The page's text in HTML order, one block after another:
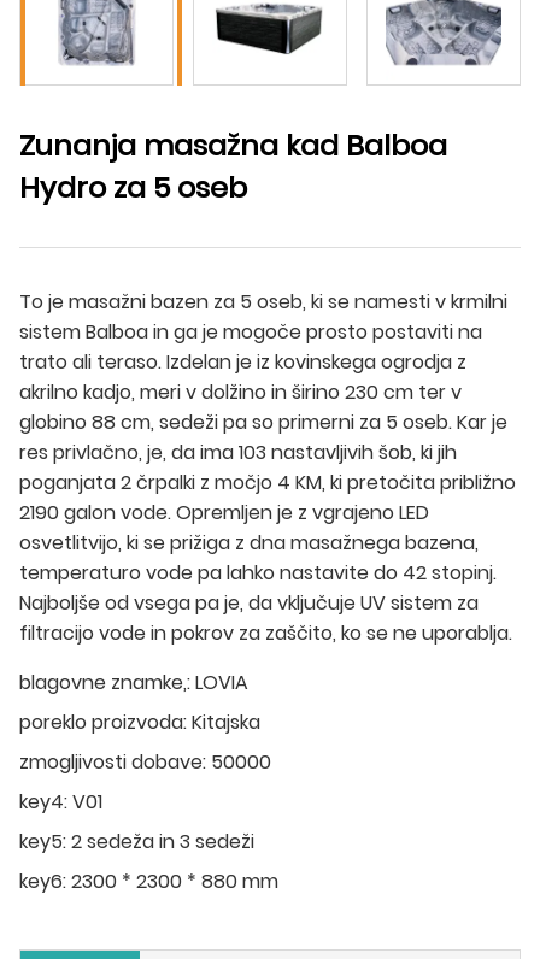
Zunanja masažna kad Balboa
Hydro za 5 oseb
To je masažni bazen za 5 oseb, ki se namesti v krmilni
sistem Balboa in ga je mogoče prosto postaviti na
trato ali teraso. Izdelan je iz kovinskega ogrodja z
akrilno kadjo, meri v dolžino in širino 230 cm ter v
globino 88 cm, sedeži pa so primerni za 5 oseb. Kar je
res privlačno, je, da ima 103 nastavljivih šob, ki jih
poganjata 2 črpalki z močjo 4 KM, ki pretočita približno
2190 galon vode. Opremljen je z vgrajeno LED
osvetlitvijo, ki se prižiga z dna masažnega bazena,
temperaturo vode pa lahko nastavite do 42 stopinj.
Najboljše od vsega pa je, da vključuje UV sistem za
filtracijo vode in pokrov za zaščito, ko se ne uporablja.
blagovne znamke,:LOVIA
poreklo proizvoda:Kitajska
zmogljivosti dobave: 50000
key4:V01
key5:2 sedeža in 3 sedeži
key6:2300 * 2300 * 880 mm